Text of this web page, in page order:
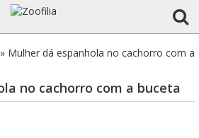
» Mulher dá espanhola no cachorro com a
no cachorro com a buceta